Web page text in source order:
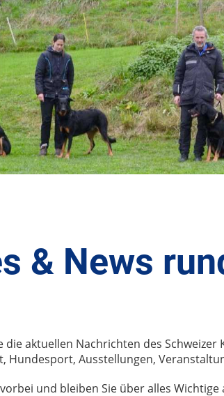
& News
die aktuellen Nachrichten des
Hundesport, Ausstellungen,
und bleiben Sie über alles